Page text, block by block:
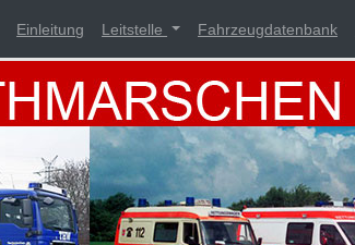
Einleitung Leitstelle Fahrzeugdatenbank